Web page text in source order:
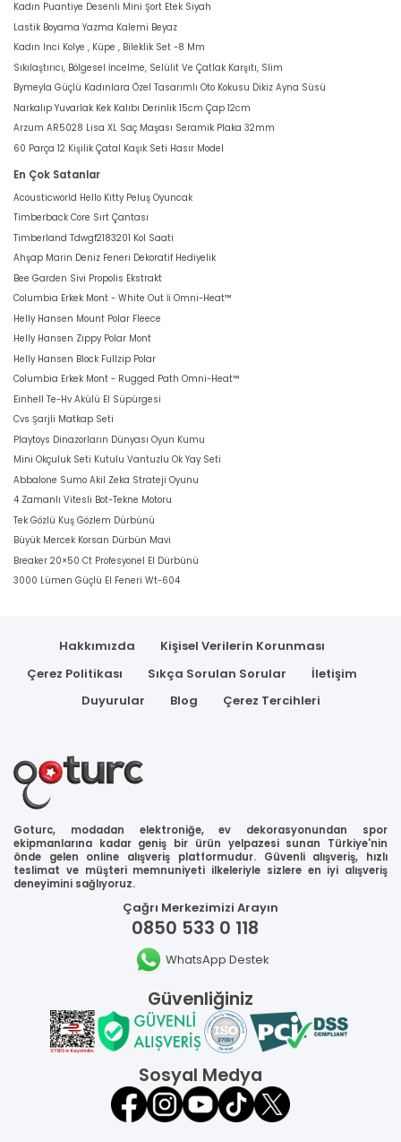
Kadın Puantiye Desenli Mini Şort Etek Siyah
Lastik Boyama Yazma Kalemi Beyaz
Kadın Inci Kolye , Küpe , Bileklik Set -8 Mm
Sıkılaştırıcı, Bölgesel İncelme, Selülit Ve Çatlak Karşıtı, Slim
Bymeyla Güçlü Kadınlara Özel Tasarımlı Oto Kokusu Dikiz Ayna Süsü
Narkalıp Yuvarlak Kek Kalıbı Derinlik 15cm Çap 12cm
Arzum AR5028 Lisa XL Saç Maşası Seramik Plaka 32mm
60 Parça 12 Kişilik Çatal Kaşık Seti Hasır Model
En Çok Satanlar
Acousticworld Hello Kitty Peluş Oyuncak
Timberback Core Sırt Çantası
Timberland Tdwgf2183201 Kol Saati
Ahşap Marin Deniz Feneri Dekoratif Hediyelik
Bee Garden Sivi Propolis Ekstrakt
Columbia Erkek Mont - White Out İi Omni-Heat™
Helly Hansen Mount Polar Fleece
Helly Hansen Zippy Polar Mont
Helly Hansen Block Fullzip Polar
Columbia Erkek Mont - Rugged Path Omni-Heat™
Einhell Te-Hv Akülü El Süpürgesi
Cvs Şarjli Matkap Seti
Playtoys Dinazorların Dünyası Oyun Kumu
Mini Okçuluk Seti Kutulu Vantuzlu Ok Yay Seti
Abbalone Sumo Akil Zeka Strateji Oyunu
4 Zamanlı Vitesli Bot-Tekne Motoru
Tek Gözlü Kuş Gözlem Dürbünü
Büyük Mercek Korsan Dürbün Mavi
Breaker 20×50 Ct Profesyonel El Dürbünü
3000 Lümen Güçlü El Feneri Wt-604
Hakkımızda
Kişisel Verilerin Korunması
Çerez Politikası
Sıkça Sorulan Sorular
İletişim
Duyurular
Blog Çerez Tercihleri
Goturc, modadan elektroniğe, ev dekorasyonundan spor
ekipmanlarına kadar geniş bir ürün yelpazesi sunan Türkiye'nin
önde gelen online alışveriş platformudur. Güvenli alışveriş, hızlı
teslimat ve müşteri memnuniyeti ilkeleriyle sizlere en iyi alışveriş
deneyimini sağlıyoruz.
Çağrı Merkezimizi Arayın
0850 533 0 118
WhatsApp Destek
Güvenliğiniz
Sosyal Medya